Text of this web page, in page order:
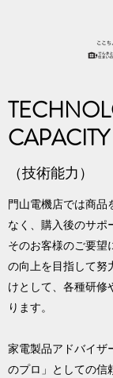
CAPACITY
（技術能力）
門山電機店では商品
なく、購入後のサポ
そのお客様のご要望
の向上を目指して努
けとして、各種研修
ります。
家電製品アドバイザ
のプロ」としての信